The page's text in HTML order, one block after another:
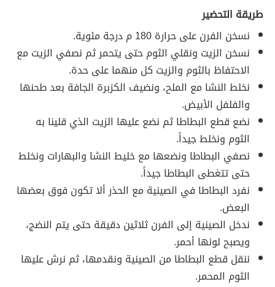
طريقة التحضير
نسخن الفرن على حرارة 180 م درجة مئوية.
نسخن الزيت ونقلي الثوم حتى يتحمر ثم نصفي الزيت مع
الاحتفاظ بالثوم والزيت كل منهما على حدة.
نخلط النشا مع الملح، ونضيف الكزبرة الجافة بعد طحنها
والفلفل الأبيض.
نضع قطع البطاطا ثم نضع عليها الزيت الذي قلينا به
الثوم ونخلط جيداً.
نصفي البطاطا ونضعها مع خليط النشا والبهارات ونخلط
حتى تتغطى البطاطا جيداً.
نفرد البطاطا في الصينية مع الحذر ألا تكون فوق بعضها
البعض.
ندخل الصينية إلى الفرن ثلاثين دقيقة حتى يتم النضج،
ويصبح لونها أحمر.
ننقل قطع البطاطا من الصينية ونقدمها، ثم نرش عليها
الثوم المحمر.